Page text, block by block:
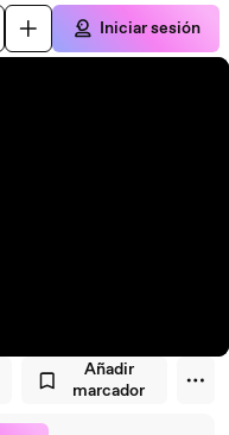
Iniciar sesión
Añadir
marcador